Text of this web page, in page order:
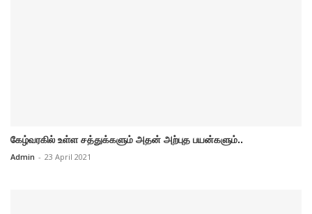
கேழ்வரகில் உள்ள சத்துக்களும் அதன் அற்புத பயன்களும்..
Admin - 23 April 2021